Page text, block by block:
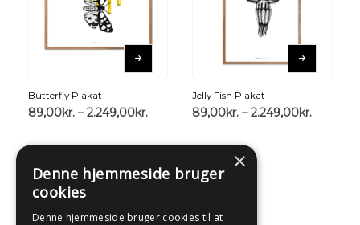
Butterfly Plakat
89,00kr. – 2.249,00kr.
Jelly Fish Plakat
89,00kr. – 2.249,00kr.
×
Denne hjemmeside bruger
cookies
Denne hjemmeside bruger cookies til at